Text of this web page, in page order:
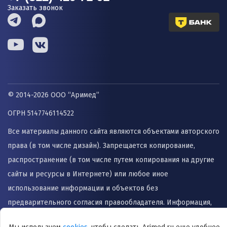
Заказать звонок
© 2014-2026 ООО “Аримед”
ОГРН 5147746114522
Все материалы данного сайта являются объектами авторского
права (в том числе дизайн). Запрещается копирование,
распространение (в том числе путем копирования на другие
сайты и ресурсы в Интернете) или любое иное
использование информации и объектов без
предварительного согласия правообладателя. Информация,